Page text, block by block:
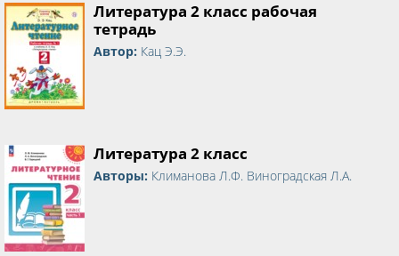
Литература 2 класс рабочая
тетрадь
Автор: Кац Э.Э.
Литература 2 класс
Авторы: Климанова Л.Ф. Виноградская Л.А.